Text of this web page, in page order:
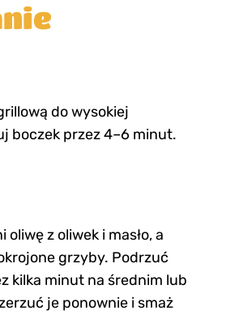
do wysokiej
boczek przez 4–6 minut.
z oliwek i masło, a
grzyby. Podrzuć
kilka minut na średnim lub
je ponownie i smaż